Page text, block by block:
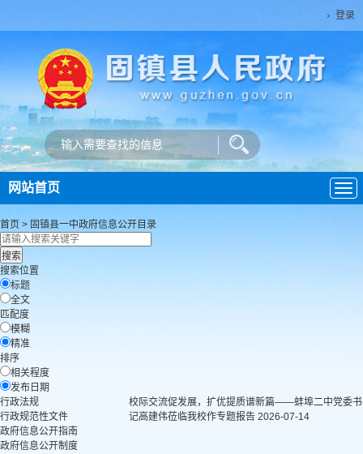
登录
导
航
网站首页
首页 > 固镇县一中政府信息公开目录
搜索位置
标题
全文
匹配度
模糊
精准
排序
相关程度
发布日期
行政法规
行政规范性文件
政府信息公开指南
政府信息公开制度
校际交流促发展，扩优提质谱新篇——蚌埠二中党委书
记高建伟莅临我校作专题报告 2026-07-14